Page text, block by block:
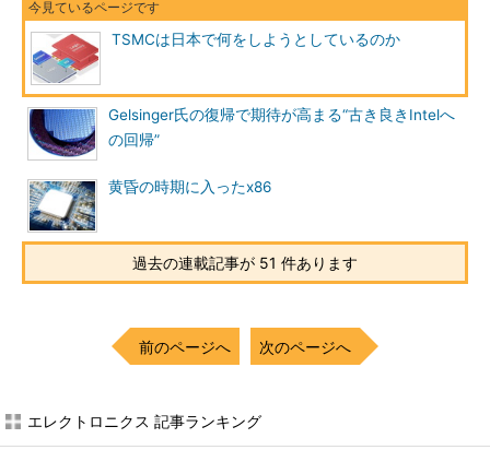
TSMCは日本で何をしようとしているのか
Gelsinger氏の復帰で期待が高まる“古き良きIntelへ
の回帰”
黄昏の時期に入ったx86
過去の連載記事が 51 件あります
前のページへ 次のページへ
エレクトロニクス 記事ランキング